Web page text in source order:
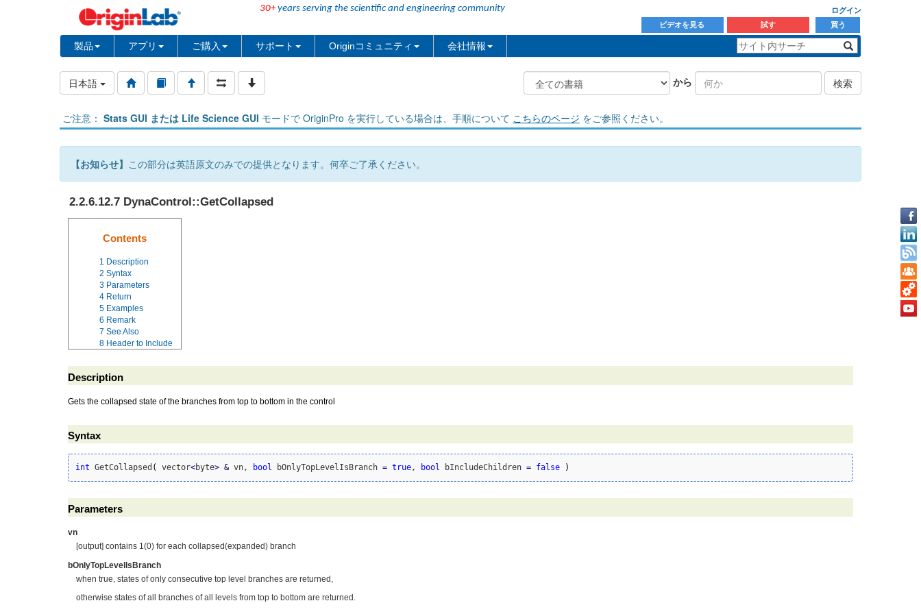
30+years serving the scientific and engineering community
ログイン
ビデオを見る
試す 買う
製品 アプリ ご購入 サポート Originコミュニティ 会社情報
日本語 から 検索
ご注意： Stats GUI または Life Science GUI モードで OriginPro を実行している場合は、手順について こちらのページ をご参照ください。
【お知らせ】 この部分は英語原文のみでの提供となります。何卒ご了承ください。
2.2.6.12.7 DynaControl::GetCollapsed
Contents
1 Description
2 Syntax
3 Parameters
4 Return
5 Examples
6 Remark
7 See Also
8 Header to Include
Description
Gets the collapsed state of the branches from top to bottom in the control
Syntax
int GetCollapsed ( vector<byte> & vn, bool bOnlyTopLevelIsBranch = true , bool bIncludeChildren = false )
Parameters
vn
[output] contains 1(0) for each collapsed(expanded) branch
bOnlyTopLevelIsBranch
when true, states of only consecutive top level branches are returned,
otherwise states of all branches of all levels from top to bottom are returned.